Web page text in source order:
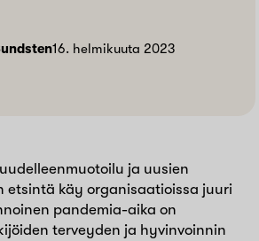
16. helmikuuta 2023
ja uusien
etsintä käy organisaatioissa juuri
pandemia-aika on
terveyden ja hyvinvoinnin